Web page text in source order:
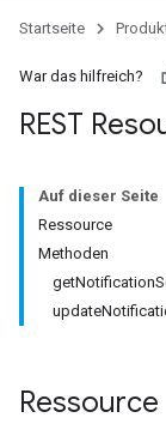
Startseite
War das hilfreich?
REST
Auf dieser Seite
Ressource
Methoden
Ressource